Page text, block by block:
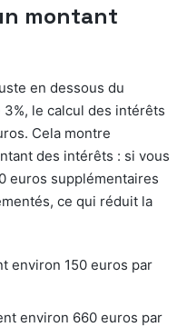
montant
en dessous du
le calcul des intérêts
Cela montre
des intérêts : si vous
euros supplémentaires
ce qui réduit la
environ 150 euros par
environ 660 euros par